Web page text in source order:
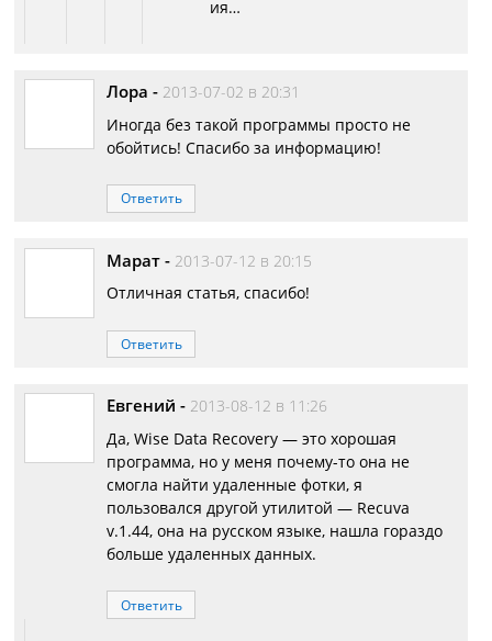
ия…
Лора - 2013-07-02 в 20:31
Иногда без такой программы просто не
обойтись! Спасибо за информацию!
Ответить
Марат - 2013-07-12 в 20:15
Отличная статья, спасибо!
Ответить
Евгений - 2013-08-12 в 11:26
Да, Wise Data Recovery — это хорошая
программа, но у меня почему-то она не
смогла найти удаленные фотки, я
пользовался другой утилитой — Recuva
v.1.44, она на русском языке, нашла гораздо
больше удаленных данных.
Ответить